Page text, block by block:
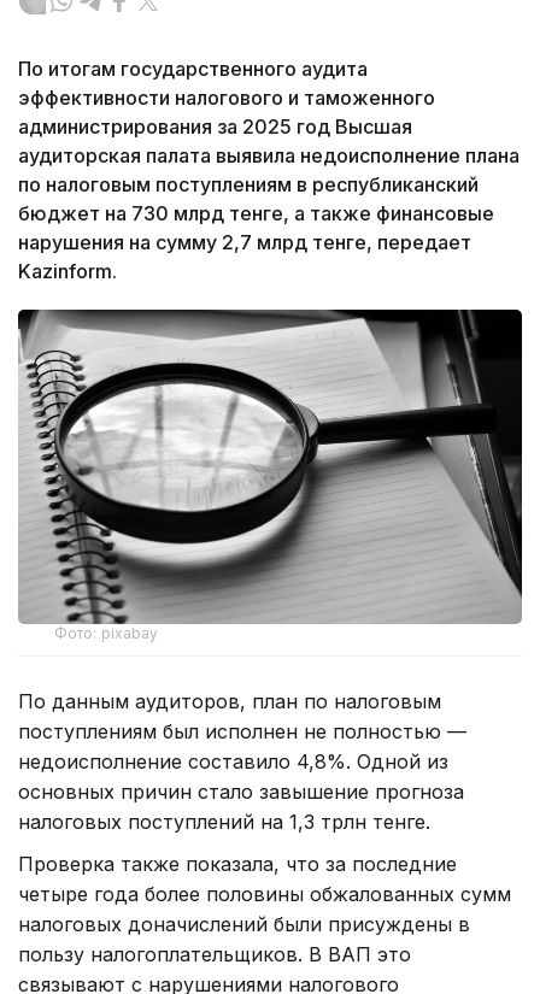
По итогам государственного аудита
эффективности налогового и таможенного
администрирования за 2025 год Высшая
аудиторская палата выявила недоисполнение плана
по налоговым поступлениям в республиканский
бюджет на 730 млрд тенге, а также финансовые
нарушения на сумму 2,7 млрд тенге, передает
Kazinform.
Фото: pixabay
По данным аудиторов, план по налоговым
поступлениям был исполнен не полностью —
недоисполнение составило 4,8%. Одной из
основных причин стало завышение прогноза
налоговых поступлений на 1,3 трлн тенге.
Проверка также показала, что за последние
четыре года более половины обжалованных сумм
налоговых доначислений были присуждены в
пользу налогоплательщиков. В ВАП это
связывают с нарушениями налогового